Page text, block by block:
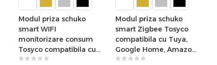
Modul priza schuko
smart WIFI
monitorizare consum
Tosyco compatibila cu
Tuya, Google Home,
Modul priza schuko
smart Zigbee Tosyco
compatibila cu Tuya,
Google Home, Amazon
Alexa